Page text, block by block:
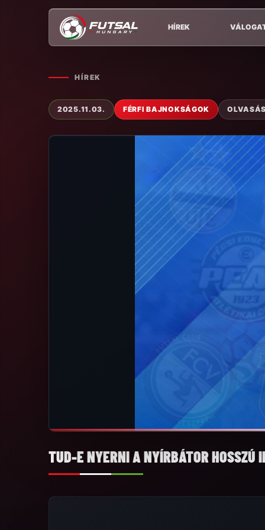
HÍREK
HÍREK
2025.11.03. FÉRFI BAJNOKSÁGOK
TUD-E NYERNI A NYÍRBÁTOR HOSSZÚ